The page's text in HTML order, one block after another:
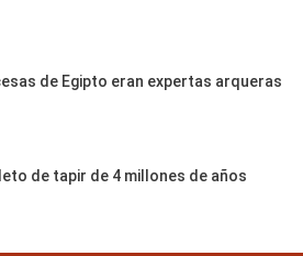
de Egipto eran expertas arqueras
de tapir de 4 millones de años